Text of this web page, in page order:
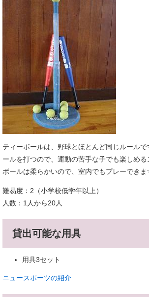
ティーボールは、野球とほとんど同じルール
ールを打つので、運動の苦手な子でも楽しめる
ボールは柔らかいので、室内でもプレーできま
難易度：2（小学校低学年以上）
人数：1人から20人
貸出可能な用具
用具3セット
ニュースポーツの紹介